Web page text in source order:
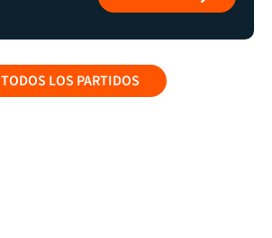
TODOS LOS PARTIDOS